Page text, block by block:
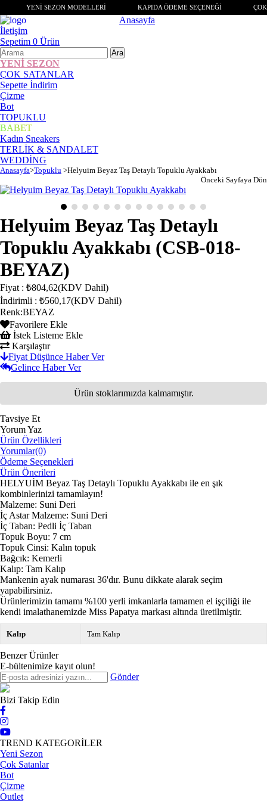
YENİ SEZON MODELLERİ KAPIDA ÖDEME SEÇENEĞİ
Anasayfa
İletişim
Sepetim 0 Ürün
YENİ SEZON
ÇOK SATANLAR
Sepette İndirim
Çizme
Bot
TOPUKLU
BABET
Kadın Sneakers
TERLİK & SANDALET
WEDDİNG
Anasayfa>Topuklu >Helyuim Beyaz Taş Detaylı Topuklu Ayakkabı
Önceki Sayfaya Dön
Helyuim Beyaz Taş Detaylı
Topuklu Ayakkabı (CSB-018-
BEYAZ)
Fiyat : ₺804,62(KDV Dahil)
İndirimli : ₺560,17(KDV Dahil)
Renk:BEYAZ
Favorilere Ekle
İstek Listeme Ekle
Karşılaştır
Fiyat Düşünce Haber Ver
Gelince Haber Ver
Ürün stoklarımızda kalmamıştır.
Tavsiye Et
Yorum Yaz
Ürün Özellikleri
Yorumlar(0)
Ödeme Seçenekleri
Ürün Önerileri
HELYUİM Beyaz Taş Detaylı Topuklu Ayakkabı ile en şık
kombinlerinizi tamamlayın!
Malzeme: Suni Deri
İç Astar Malzeme: Suni Deri
İç Taban: Pedli İç Taban
Topuk Boyu: 7 cm
Topuk Cinsi: Kalın topuk
Bağcık: Kemerli
Kalıp: Tam Kalıp
Mankenin ayak numarası 36'dır. Bunu dikkate alarak seçim
yapabilirsiniz.
Ürünlerimizin tamamı %100 yerli imkanlarla tamamen el işçiliği ile
kendi imalathanemizde Miss Papatya markası altında üretilmiştir.
Kalıp Tam Kalıp
Benzer Ürünler
E-bültenimize kayıt olun!
Gönder
Bizi Takip Edin
TREND KATEGORİLER
Yeni Sezon
Çok Satanlar
Bot
Çizme
Outlet